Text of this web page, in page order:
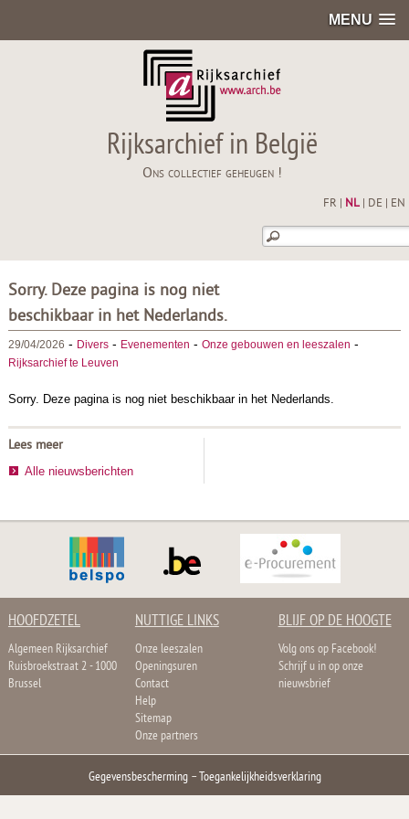
MENU
Rijksarchief in België
Ons collectief geheugen !
FR NL| DE EN
Sorry. Deze pagina is nog niet
beschikbaar in het Nederlands.
29/04/2026 - Divers- Evenementen - Onze gebouwen en leeszalen -
Rijksarchief te Leuven
Sorry. Deze pagina is nog niet beschikbaar in het Nederlands.
Lees meer
Alle nieuwsberichten
HOOFDZETEL
Algemeen Rijksarchief
Ruisbroekstraat 2 - 1000
Brussel
NUTTIGE LINKS
Onze leeszalen
Openingsuren
Contact
Help
Sitemap
Onze partners
BLIJF OP DE HOOGTE
Volg ons op Facebook!
Schrijf u in op onze
nieuwsbrief
Gegevensbescherming–Toegankelijkheidsverklaring